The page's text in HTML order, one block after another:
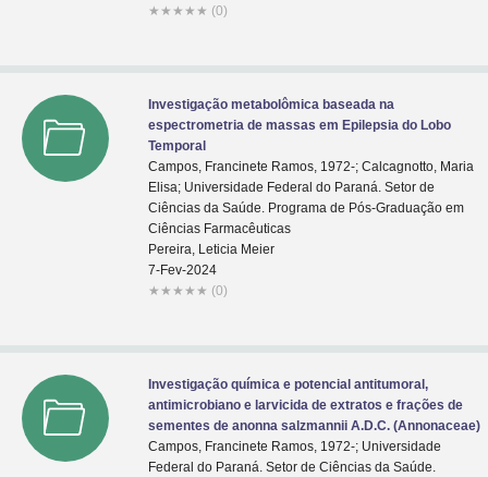
★ ★ ★ ★ ★ (0)
Investigação metabolômica baseada na
espectrometria de massas em Epilepsia do Lobo
Temporal
Campos, Francinete Ramos, 1972-; Calcagnotto, Maria
Elisa; Universidade Federal do Paraná. Setor de
Ciências da Saúde. Programa de Pós-Graduação em
Ciências Farmacêuticas
Pereira, Leticia Meier
7-Fev-2024
★ ★ ★ ★ ★ (0)
Investigação química e potencial antitumoral,
antimicrobiano e larvicida de extratos e frações de
sementes de anonna salzmannii A.D.C. (Annonaceae)
Campos, Francinete Ramos, 1972-; Universidade
Federal do Paraná. Setor de Ciências da Saúde.